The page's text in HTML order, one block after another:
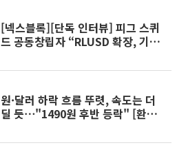
[넥스블록][단독 인터뷰] 피그 스퀴
드 공동창립자 “RLUSD 확장, 기관
원·달러 하락 흐름 뚜렷, 속도는 더
딜 듯⋯"1490원 후반 등락" [환율